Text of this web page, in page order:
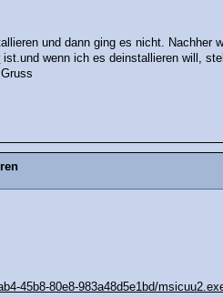
und dann ging es nicht. Nachher
ist.und wenn ich es deinstallieren will,
45b8-80e8-983a48d5e1bd/